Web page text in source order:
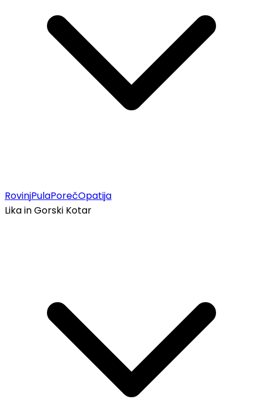
RovinjPulaPorečOpatija
Lika in Gorski Kotar